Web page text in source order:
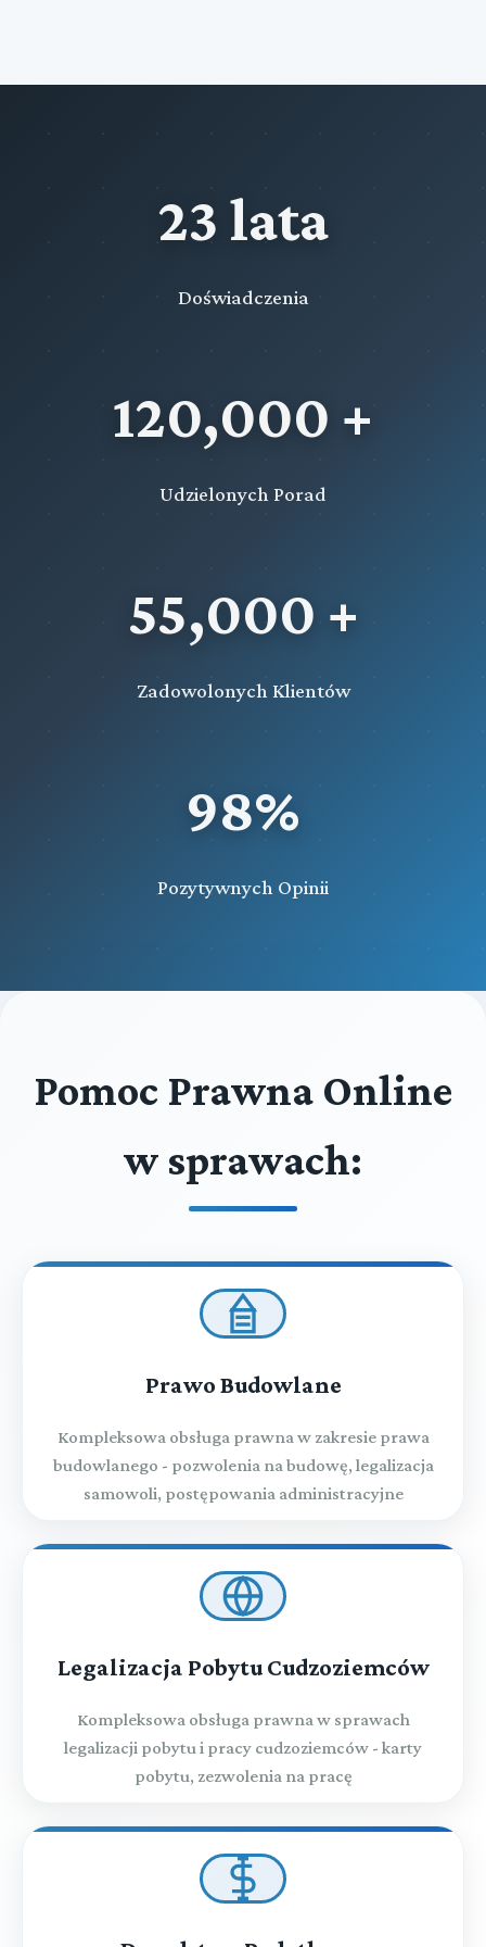
23 lata
Doświadczenia
120,000 +
Udzielonych Porad
55,000 +
Zadowolonych Klientów
98%
Pozytywnych Opinii
Pomoc Prawna Online
w sprawach:
Prawo Budowlane
Kompleksowa obsługa prawna w zakresie prawa
budowlanego - pozwolenia na budowę, legalizacja
samowoli, postępowania administracyjne
Legalizacja Pobytu Cudzoziemców
Kompleksowa obsługa prawna w sprawach
legalizacji pobytu i pracy cudzoziemców - karty
pobytu, zezwolenia na pracę